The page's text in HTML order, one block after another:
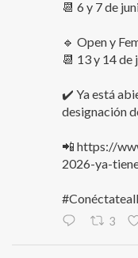
📆 6 y 7 de
🔹 Open y
📆 13 y 14 de
✔️ Ya está
designación
📲 https://
2026-ya-
3